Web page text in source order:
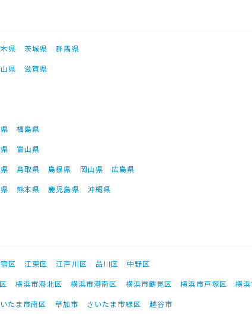
県 茨城県
群馬県
県
滋賀県
福島県
富山県
鳥取県 島根県 岡山県
広島県
熊本県 鹿児島県 沖縄県
区 江東区 江戸川区 品川区
中野区
横浜市港北区 横浜市港南区 横浜市鶴見区 横浜市戸塚区
横
たま市南区 草加市 さいたま市緑区
越谷市